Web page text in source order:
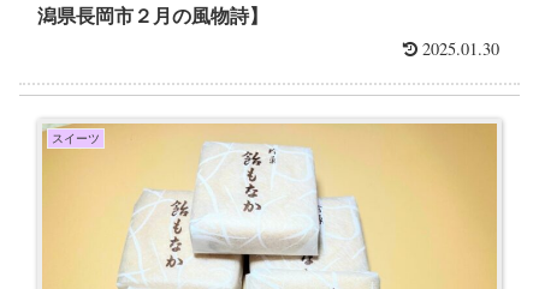
潟県長岡市２月の風物詩】
2025.01.30
スイーツ